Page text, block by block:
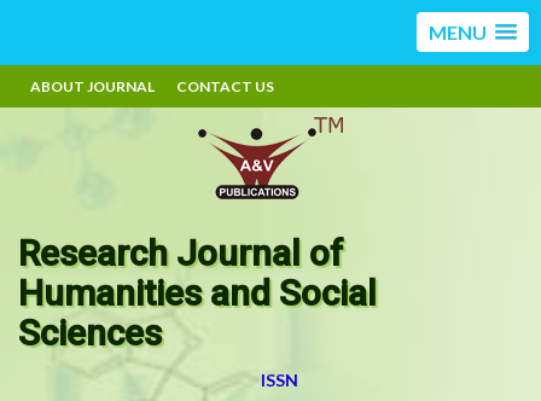
MENU
ABOUT JOURNAL CONTACT US
Research Journal of
Humanities and Social
Sciences
ISSN